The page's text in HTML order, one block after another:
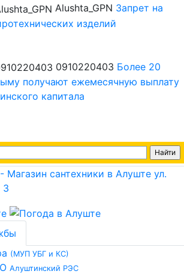
Alushta_GPN Запрет на
изделий
0910220403 Более 20
получают ежемесячную выплату
капитала
(МУП УБГ и КС)
Алуштинский РЭС